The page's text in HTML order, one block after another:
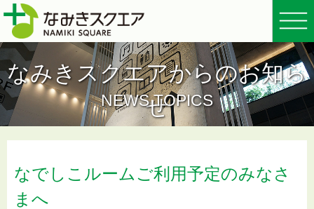
なみきスクエアからのお知ら
せ
NEWS TOPICS
なでしこルームご利用予定のみなさ
まへ